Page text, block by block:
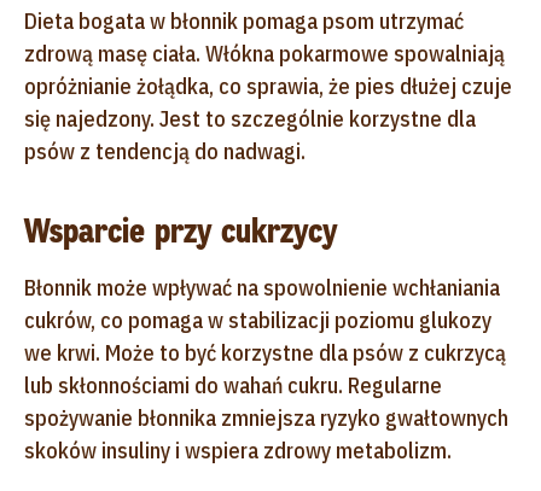
Dieta bogata w błonnik pomaga psom utrzymać
zdrową masę ciała. Włókna pokarmowe spowalniają
opróżnianie żołądka, co sprawia, że pies dłużej czuje
się najedzony. Jest to szczególnie korzystne dla
psów z tendencją do nadwagi.
Wsparcie przy cukrzycy
Błonnik może wpływać na spowolnienie wchłaniania
cukrów, co pomaga w stabilizacji poziomu glukozy
we krwi. Może to być korzystne dla psów z cukrzycą
lub skłonnościami do wahań cukru. Regularne
spożywanie błonnika zmniejsza ryzyko gwałtownych
skoków insuliny i wspiera zdrowy metabolizm.